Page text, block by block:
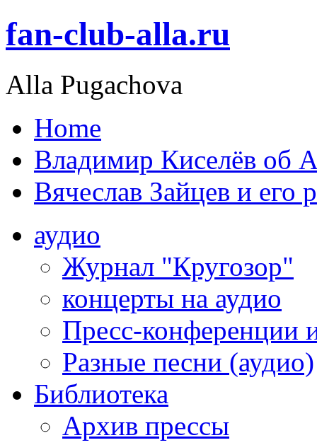
fan-club-alla.ru
Alla Pugachova
Home
Владимир Киселёв об
Вячеслав Зайцев и его
аудио
Журнал "Кругозор"
концерты на аудио
Пресс-конференции
Разные песни (аудио)
Библиотека
Архив прессы